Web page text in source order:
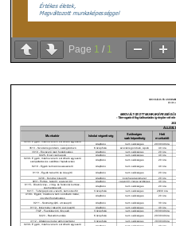
Page 1 / 1